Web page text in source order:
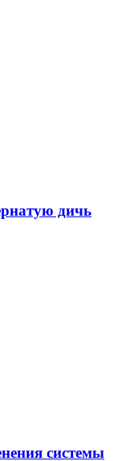
дичь
системы